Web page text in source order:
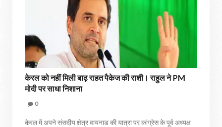
केरल को नहीं मिली बाढ़ राहत पैकेज की राशी। राहुल ने PM
मोदी पर साधा निशाना
0
केरल में अपने संसदीय क्षेत्र वायनाड की यात्रा पर कांग्रेस के पूर्व अध्यक्ष